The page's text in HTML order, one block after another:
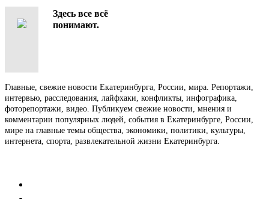
Здесь все всё
понимают.
Главные, свежие новости Екатеринбурга, России, мира. Репортажи,
интервью, расследования, лайфхаки, конфликты, инфографика,
фоторепортажи, видео. Публикуем свежие новости, мнения и
комментарии популярных людей, события в Екатеринбурге, России,
мире на главные темы общества, экономики, политики, культуры,
интернета, спорта, развлекательной жизни Екатеринбурга.